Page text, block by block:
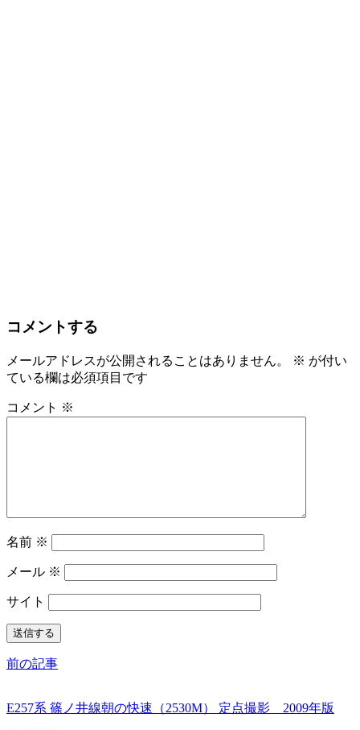
コメントする
メールアドレスが公開されることはありません。 ※ が付い
ている欄は必須項目です
コメント ※
名前 ※
メール ※
サイト
前の記事
E257系 篠ノ井線朝の快速（2530M） 定点撮影 2009年版